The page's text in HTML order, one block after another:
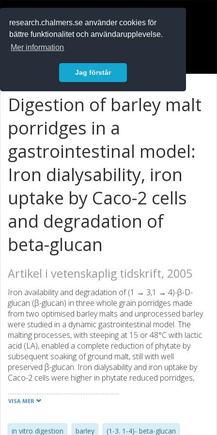
research.chalmers.se använder cookies för
bättre funktionalitet och användarupplevelse.
Mer information
Jag förstår
Digestion of barley malt
porridges in a
gastrointestinal model:
Iron dialysability, iron
uptake by Caco-2 cells
and degradation of
beta-glucan
Artikel i vetenskaplig tidskrift, 2005
Iron availability and degradation of (1 → 3,1 → 4)-β-D-
glucan (β-glucan) in three whole grain porridges made
from two optimised barley malts and unprocessed barley
were studied in a dynamic gastrointestinal model. The
malting processes, with steeping at 15 or 48°C with lactic
acid (LA), enabled a complete reduction of phytate by
subsequent soaking of ground malt, still with well
preserved β-glucan. Iron dialysability and iron uptake by
Caco-2 cells were higher in phytate reduced porridges,
digestion, the extractability of β-glucan increased and the
through the model. The degradation rate, however,
VISA MER
in vitro digestion barley (1-3. 1-4)- beta-glucan